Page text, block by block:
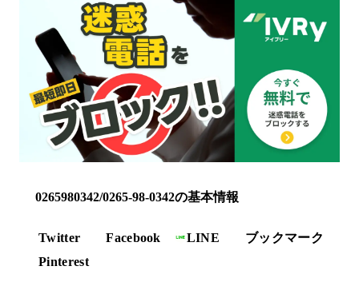
0265980342/0265-98-0342の基本情報
Twitter Facebook LINE
ブックマーク
Pinterest